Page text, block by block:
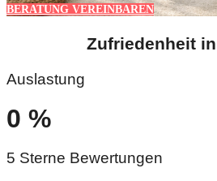
BERATUNG VEREINBAREN
Zufriedenheit
Auslastung
0 %
5 Sterne Bewertungen